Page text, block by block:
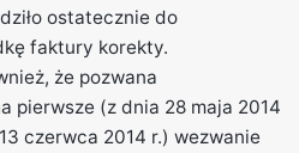
ostatecznie do
faktury korekty.
że pozwana
pierwsze (z dnia 28 maja 2014
czerwca 2014 r.) wezwanie